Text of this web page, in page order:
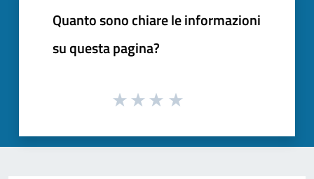
Quanto sono chiare le informazioni
su questa pagina?